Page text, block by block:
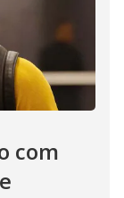
com